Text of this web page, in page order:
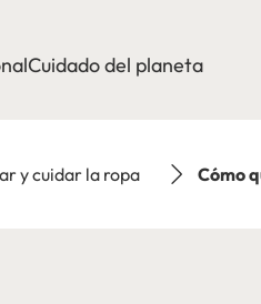
Cuidado del planeta
y cuidar la ropa Cómo